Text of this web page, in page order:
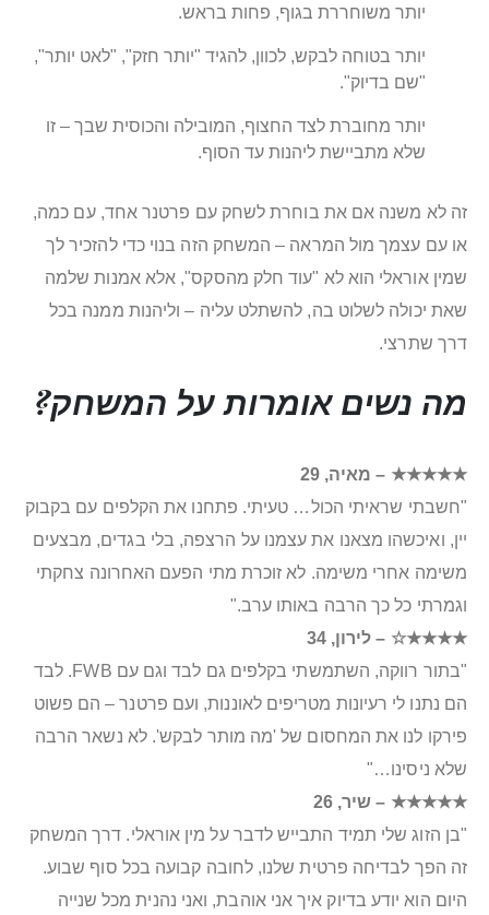
יותר משוחררת בגוף, פחות בראש.
יותר בטוחה לבקש, לכוון, להגיד "יותר חזק", "לאט יותר",
"שם בדיוק".
יותר מחוברת לצד החצוף, המובילה והכוסית שבך – זו
שלא מתביישת ליהנות עד הסוף.
זה לא משנה אם את בוחרת לשחק עם פרטנר אחד, עם כמה,
או עם עצמך מול המראה – המשחק הזה בנוי כדי להזכיר לך
שמין אוראלי הוא לא "עוד חלק מהסקס", אלא אמנות שלמה
שאת יכולה לשלוט בה, להשתלט עליה – וליהנות ממנה בכל
דרך שתרצי.
מה נשים אומרות על המשחק?
★★★★★ – מאיה, 29
"חשבתי שראיתי הכול… טעיתי. פתחנו את הקלפים עם בקבוק
יין, ואיכשהו מצאנו את עצמנו על הרצפה, בלי בגדים, מבצעים
משימה אחרי משימה. לא זוכרת מתי הפעם האחרונה צחקתי
וגמרתי כל כך הרבה באותו ערב."
★★★★☆ – לירון, 34
"בתור רווקה, השתמשתי בקלפים גם לבד וגם עם FWB. לבד
הם נתנו לי רעיונות מטריפים לאוננות, ועם פרטנר – הם פשוט
פירקו לנו את המחסום של 'מה מותר לבקש'. לא נשאר הרבה
שלא ניסינו…"
★★★★★ – שיר, 26
"בן הזוג שלי תמיד התבייש לדבר על מין אוראלי. דרך המשחק
זה הפך לבדיחה פרטית שלנו, לחובה קבועה בכל סוף שבוע.
היום הוא יודע בדיוק איך אני אוהבת, ואני נהנית מכל שנייה